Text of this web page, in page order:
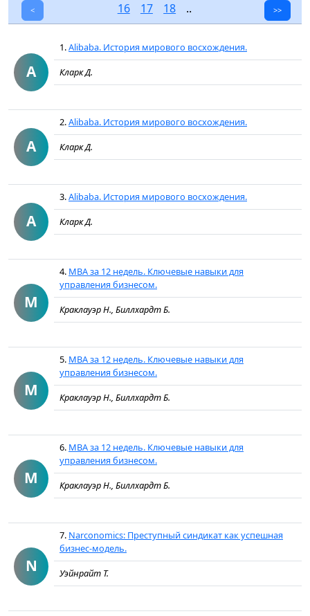
<
16
17 18 ..
>>
A
1.Alibaba. История мирового восхождения.
Кларк Д.
A
2.Alibaba. История мирового восхождения.
Кларк Д.
A
3.Alibaba. История мирового восхождения.
Кларк Д.
M
4. MBA за 12 недель. Ключевые навыки для
управления бизнесом.
Краклауэр Н., Биллхардт Б.
M
5. MBA за 12 недель. Ключевые навыки для
управления бизнесом.
Краклауэр Н., Биллхардт Б.
M
6. MBA за 12 недель. Ключевые навыки для
управления бизнесом.
Краклауэр Н., Биллхардт Б.
N
7. Narconomics: Преступный синдикат как успешная
бизнес-модель.
Уэйнрайт Т.